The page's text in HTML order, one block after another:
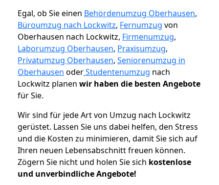
Egal, ob Sie einen Behördenumzug Oberhausen,
Büroumzug nach Lockwitz, Fernumzug von
Oberhausen nach Lockwitz, Firmenumzug,
Laborumzug Oberhausen, Praxisumzug,
Privatumzug Oberhausen, Seniorenumzug in
Oberhausen oderStudentenumzug nach
Lockwitz planen wir haben die besten Angebote
für Sie.
Wir sind für jede Art von Umzug nach Lockwitz
gerüstet. Lassen Sie uns dabei helfen, den Stress
und die Kosten zu minimieren, damit Sie sich auf
Ihren neuen Lebensabschnitt freuen können.
Zögern Sie nicht und holen Sie sich kostenlose
und unverbindliche Angebote!